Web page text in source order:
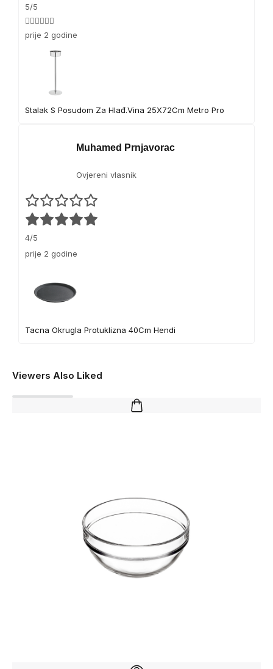
5/5
👍🏻👍🏻👍🏻
prije 2 godine
Stalak S Posudom Za Hlađ.Vina 25X72Cm Metro Pro
Muhamed Prnjavorac
Ovjereni vlasnik
4/5
prije 2 godine
Tacna Okrugla Protuklizna 40Cm Hendi
Viewers Also Liked